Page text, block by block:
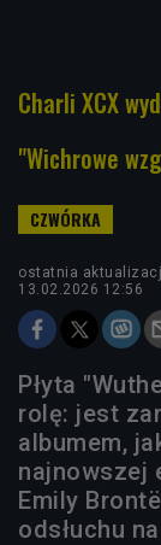
Charli XCX
"Wichrowe
ostatnia
13.02.2026 12:56
Płyta
rolę: jest
albumem,
najnowszej
Emily
odsłuchu